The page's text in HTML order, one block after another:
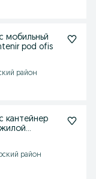
мобильньй
pod ofis
район
кантейнер
район